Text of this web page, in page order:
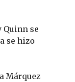
Quinn se
se hizo
Márquez